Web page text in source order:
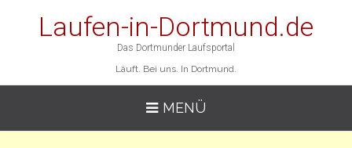
Laufen-in-Dortmund.de
Das Dortmunder Laufsportal
Läuft. Bei uns. In Dortmund.
MENÜ